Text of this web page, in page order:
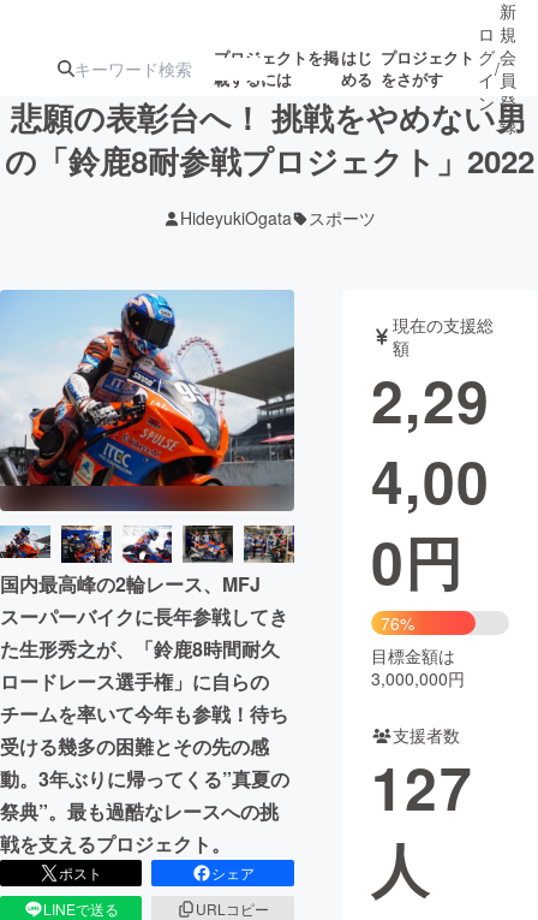
プロジェクトを掲
載するには
はじ
める
プロジェクト
をさがす
ジェクト
ロジェクト
アート・写真 音楽
テクノロジー・ガジェット ゲーム・サ
映像・映画
ビジネス・起業
まちづくり・地域活性化
CAMPFIRE for Social Good
CAMPFIRE Creation
CAMPFIREふるさと納税
コミュニティ
ロ
グ
イ
ン
/
新
規
会
員
登
録
悲願の表彰台へ！ 挑戦をやめない男
の「鈴鹿8耐参戦プロジェクト」2022
HideyukiOgata スポーツ
国内最高峰の2輪レース、MFJ
スーパーバイクに長年参戦してき
た生形秀之が、「鈴鹿8時間耐久
ロードレース選手権」に自らの
チームを率いて今年も参戦！待ち
受ける幾多の困難とその先の感
動。3年ぶりに帰ってくる”真夏の
祭典”。最も過酷なレースへの挑
戦を支えるプロジェクト。
ポスト
シェア
LINEで送る
URLコピー
現在の支援総
額
2,29
4,00
0円
76%
目標金額は
3,000,000円
支援者数
127
人